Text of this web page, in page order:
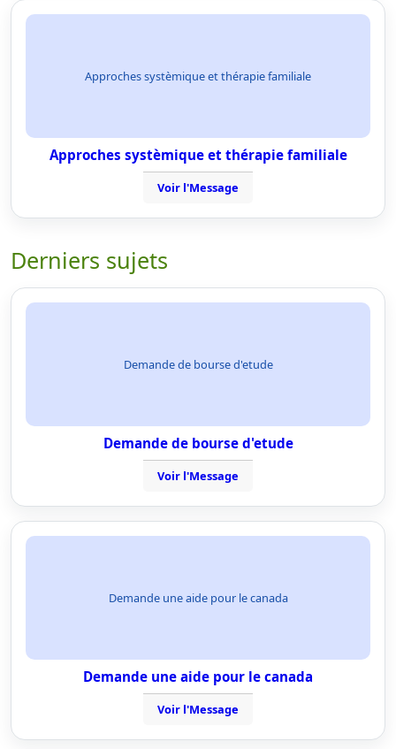
Approches systèmique et thérapie familiale
Approches systèmique et thérapie familiale
Voir l'Message
Derniers sujets
Demande de bourse d'etude
Demande de bourse d'etude
Voir l'Message
Demande une aide pour le canada
Demande une aide pour le canada
Voir l'Message